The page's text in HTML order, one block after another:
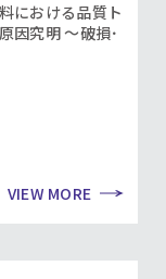
における品質ト
因究明 ～破損･
VIEW MORE